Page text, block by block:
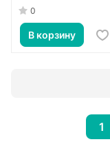
MDH74
0
В корзину
1